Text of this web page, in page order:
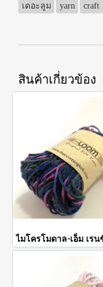
เดอะลูม yarn craft
สินค้าเกี่ยวข้อง